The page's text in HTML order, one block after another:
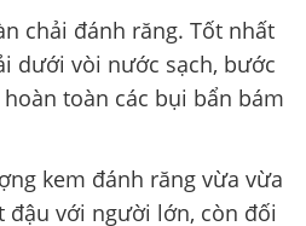
chải đánh răng. Tốt nhất
dưới vòi nước sạch, bước
toàn các bụi bẩn bám
kem đánh răng vừa vừa
đậu với người lớn, còn đối